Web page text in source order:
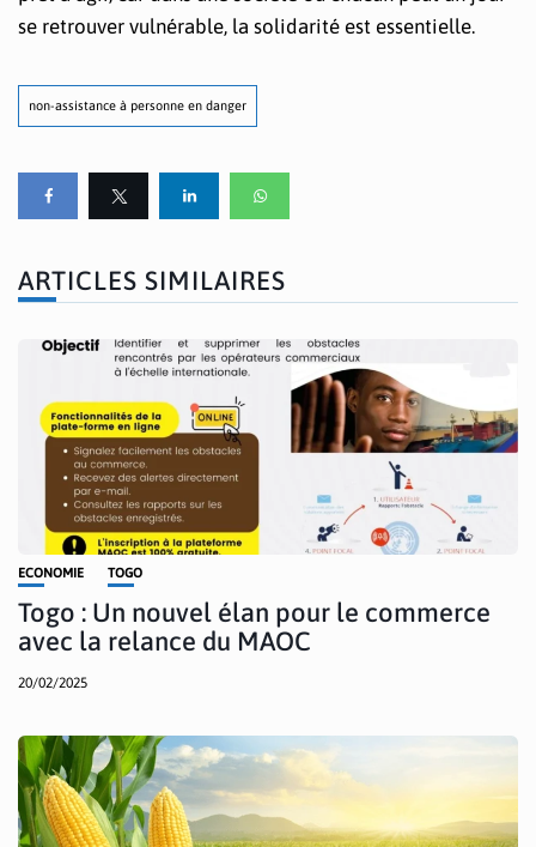
se retrouver vulnérable, la solidarité est essentielle.
non-assistance à personne en danger
ARTICLES SIMILAIRES
ECONOMIE TOGO
Togo : Un nouvel élan pour le commerce
avec la relance du MAOC
20/02/2025